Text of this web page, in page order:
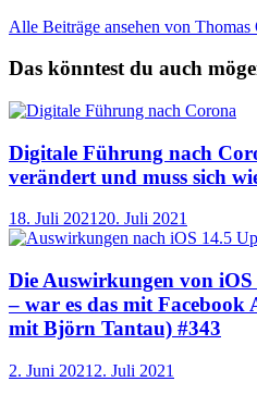
Alle Beiträge ansehen von
Das könntest du auch
Digitale Führung nach
verändert und muss sich
18. Juli 202120. Juli 2021
Die Auswirkungen von
– war es das mit
mit Björn Tantau) #343
2. Juni 2021 2. Juli 2021